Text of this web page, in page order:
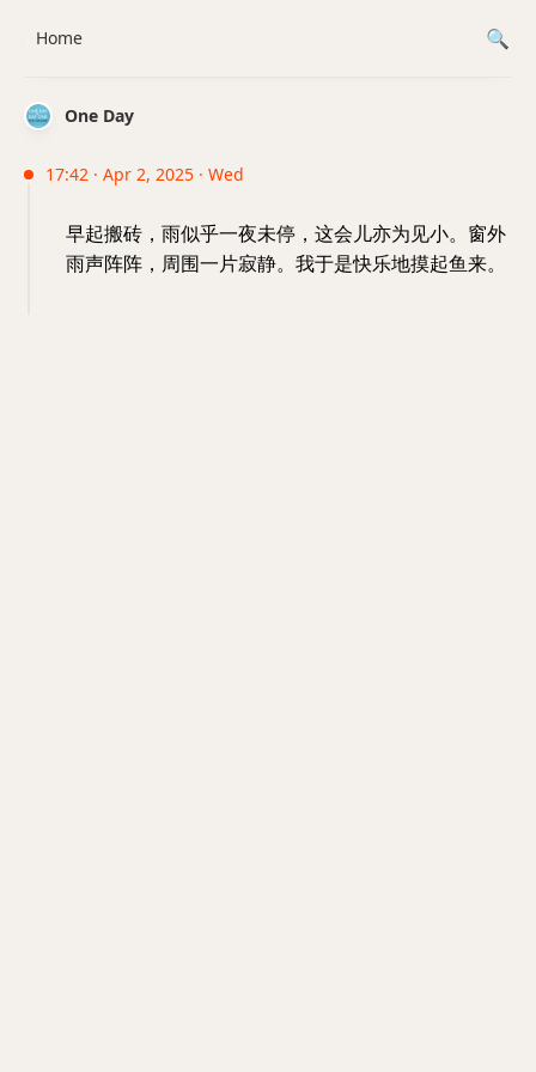
One Day
17:42 · Apr 2, 2025 · Wed
早起搬砖，雨似乎一夜未停，这会儿亦为见小。窗外
雨声阵阵，周围一片寂静。我于是快乐地摸起鱼来。
Home